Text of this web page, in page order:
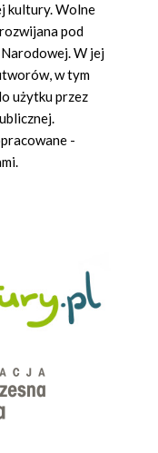
kultury. Wolne
pod
W jej
w tym
użytku przez
-